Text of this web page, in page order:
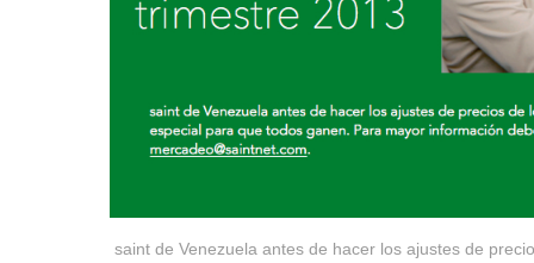
saint de Venezuela antes de hacer los ajustes de